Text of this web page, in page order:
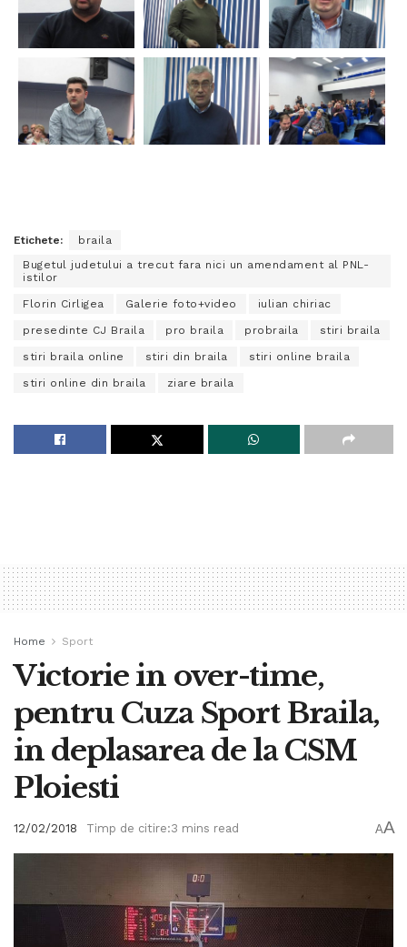
Etichete:
braila
Bugetul judetului a trecut fara nici un amendament al PNL-
istilor
Florin Cirligea Galerie foto+video iulian chiriac
presedinte CJ Braila pro braila probraila stiri braila
stiri braila online stiri din braila stiri online braila
stiri online din braila ziare braila
Home Sport
Victorie in over-time,
pentru Cuza Sport Braila,
in deplasarea de la CSM
Ploiesti
12/02/2018 Timp de citire:3 mins read AA